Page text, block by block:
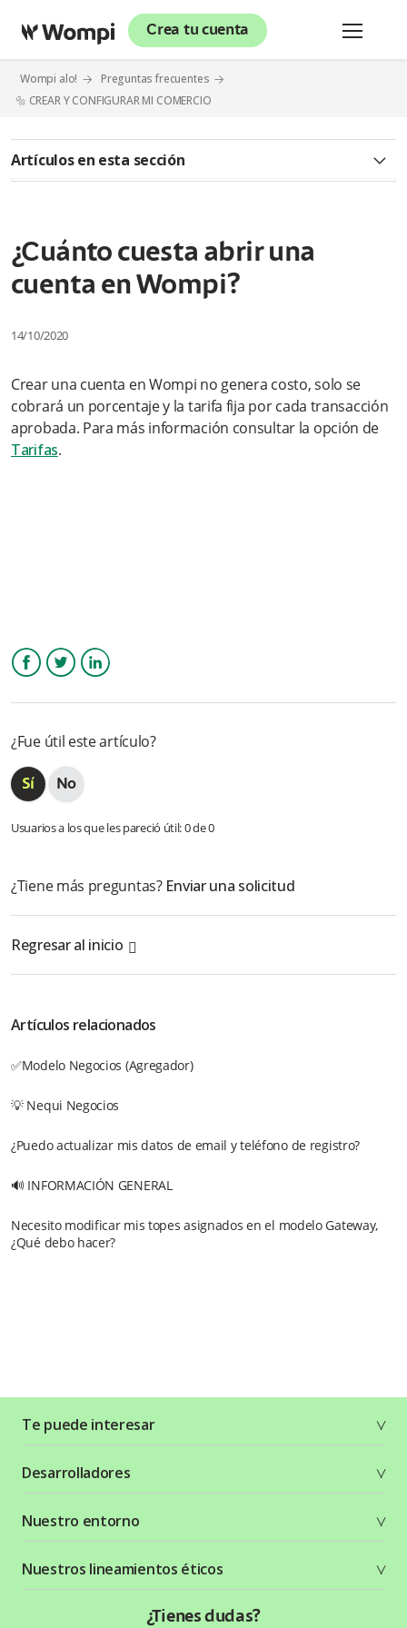
Crea tu cuenta
Wompi alo!
Preguntas frecuentes
🔩 CREAR Y CONFIGURAR MI COMERCIO
Artículos en esta sección
¿Qué es Wompi?
¿Qué hace una plataforma de pagos como Wompi?
¿Cuáles son los planes y tarifas que maneja la plataforma
Wompi?
¿Qué diferencia el modelo Negocios del modelo Gateway?
¿Cuánto cuesta abrir una cuenta en Wompi?
Más información
¿Cuánto cuesta abrir una
cuenta en Wompi?
14/10/2020
Crear una cuenta en Wompi no genera costo, solo se
cobrará un porcentaje y la tarifa fija por cada transacción
aprobada. Para más información consultar la opción de
Tarifas.
¿Fue útil este artículo?
Usuarios a los que les pareció útil: 0 de 0
¿Tiene más preguntas? Enviar una solicitud
Regresar al inicio
Artículos relacionados
✅Modelo Negocios (Agregador)
💡 Nequi Negocios
¿Puedo actualizar mis datos de email y teléfono de registro?
🔊 INFORMACIÓN GENERAL
Necesito modificar mis topes asignados en el modelo Gateway,
¿Qué debo hacer?
Te puede interesar
Planes y tarifas
Crea tu cuenta
Seguridad
Términos y condiciones
Política de privacidad
Desarrolladores
Recursos gráficos
Status Page
Nuestro entorno
¿Qué es Wompi?
Wiki Wompi
Preguntas frecuentes
Nuestros lineamientos éticos
¿Tienes dudas?